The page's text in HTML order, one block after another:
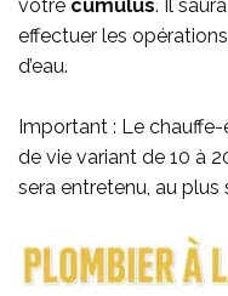
votre cumulus. Il
effectuer les
d’eau.
Important : Le
de vie variant de 10 à
sera entretenu, au plus